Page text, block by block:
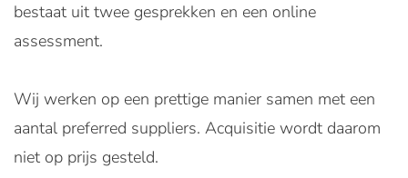
bestaat uit twee gesprekken en een online
assessment.
Wij werken op een prettige manier samen met een
aantal preferred suppliers. Acquisitie wordt daarom
niet op prijs gesteld.